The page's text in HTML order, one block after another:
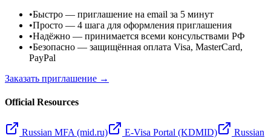
•Быстро — приглашение на email за 5 минут
•Просто — 4 шага для оформления приглашения
•Надёжно — принимается всеми консульствами РФ
•Безопасно — защищённая оплата Visa, MasterCard,
PayPal
Заказать приглашение →
Official Resources
Russian MFA (mid.ru) E-Visa Portal (KDMID)
Russian